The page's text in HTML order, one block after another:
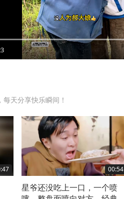
每天分享快乐瞬间！
00:54
星爷还没吃上一口，一个喷